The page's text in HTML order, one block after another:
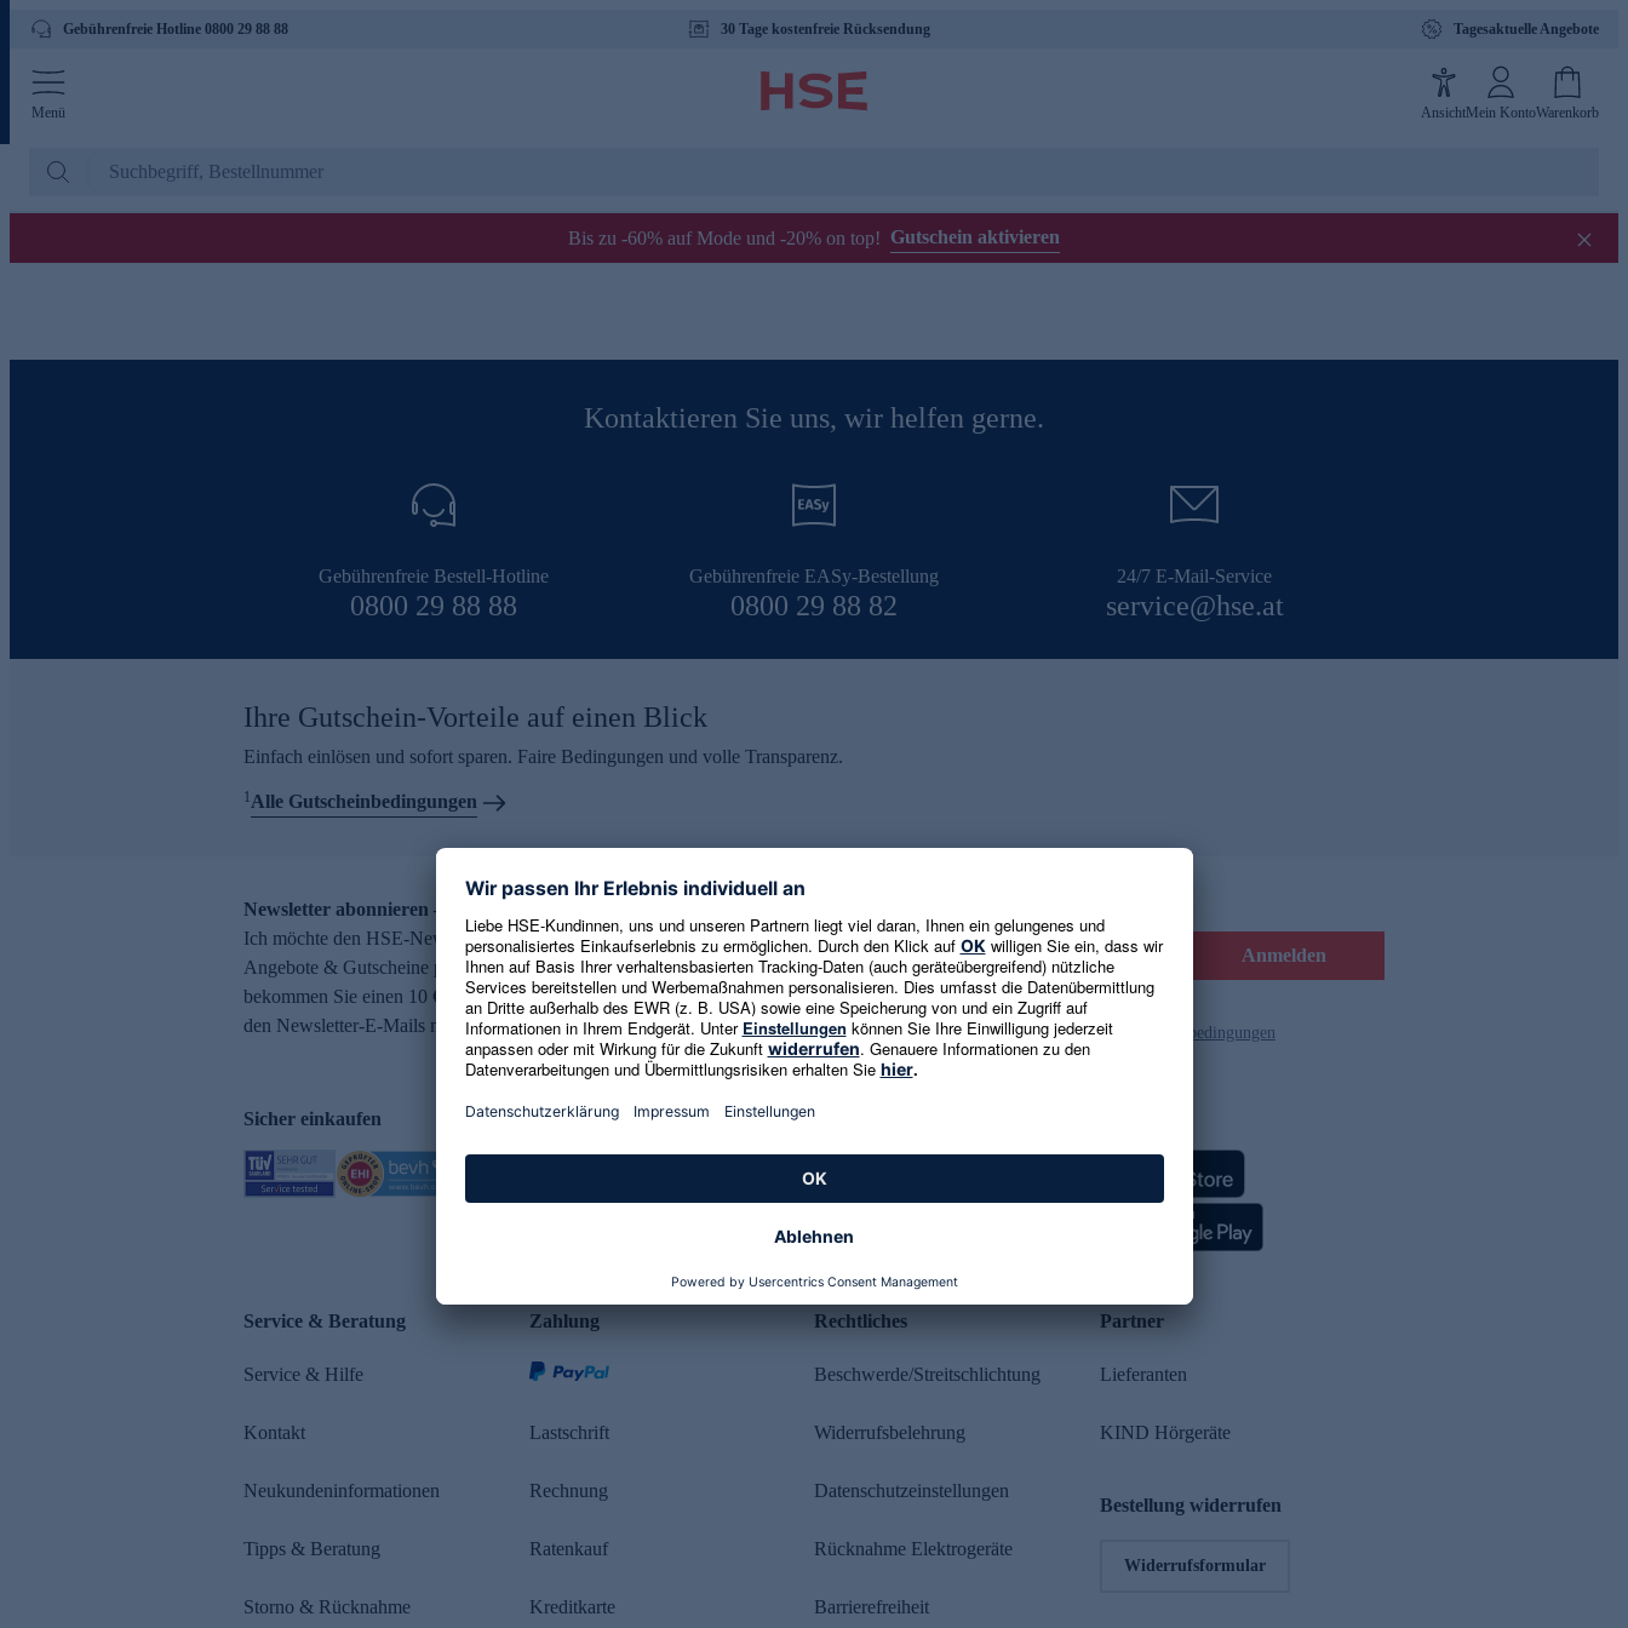
Gebührenfreie Hotline 0800 29 88 88 30 Tage kostenfreie Rücksendung Tagesaktuelle Angebote
Menü AnsichtMein KontoWarenkorb
Bis zu -60% auf Mode und -20% on top! Gutschein aktivieren
Kontaktieren Sie uns, wir helfen gerne.
Gebührenfreie Bestell-Hotline
0800 29 88 88
Gebührenfreie EASy-Bestellung
0800 29 88 82
24/7 E-Mail-Service
service@hse.at
Ihre Gutschein-Vorteile auf einen Blick
Einfach einlösen und sofort sparen. Faire Bedingungen und volle Transparenz.
1Alle Gutscheinbedingungen
Newsletter abonnieren – 10 € Gutschein erhalten
Ich möchte den HSE-Newsletter abonnieren und aktuelle Trends,
Angebote & Gutscheine per E-Mail erhalten. Als Dankeschön
bekommen Sie einen 10 € Gutschein. Eine Abmeldung ist jederzeit in
den Newsletter-E-Mails möglich.
E-Mail-Adresse eingeben Anmelden
Es gelten die Datenschutzrichtlinienund die Gutscheinbedingungen
Sicher einkaufen Kundenbewertung
Service & Beratung
Service & Hilfe
Kontakt
Neukundeninformationen
Tipps & Beratung
Storno & Rücknahme
Zahlung
Lastschrift
Rechnung
Ratenkauf
Kreditkarte
Rechtliches
Beschwerde/Streitschlichtung
Widerrufsbelehrung
Datenschutzeinstellungen
Rücknahme Elektrogeräte
Barrierefreiheit
Partner
Lieferanten
KIND Hörgeräte
Bestellung widerrufen
Widerrufsformular